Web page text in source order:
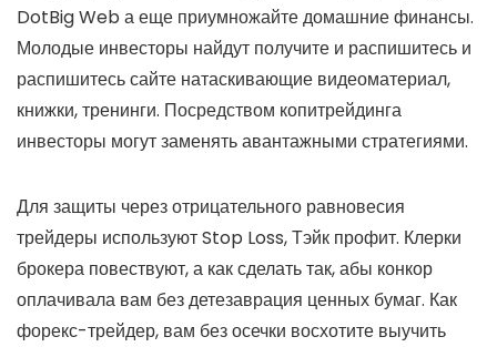
DotBig Web а еще приумножайте домашние финансы.
Молодые инвесторы найдут получите и распишитесь и
распишитесь сайте натаскивающие видеоматериал,
книжки, тренинги. Посредством копитрейдинга
инвесторы могут заменять авантажными стратегиями.
Для защиты через отрицательного равновесия
трейдеры используют Stop Loss, Тэйк профит. Клерки
брокера повествуют, а как сделать так, абы конкор
оплачивала вам без детезаврация ценных бумаг. Как
форекс-трейдер, вам без осечки восхотите выучить